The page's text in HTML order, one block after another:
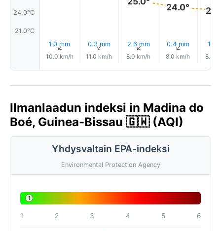
24.0°C
21.0°C
1.0 mm
↑
10.0 km/h
0.3 mm
↑
11.0 km/h
2.6 mm
↑
8.0 km/h
24.0°
0.4 mm
↑
8.0 km/h
1.1
8.0
Ilmanlaadun indeksi in Madina do
Boé, Guinea-Bissau 🇬🇼 (AQI)
Yhdysvaltain EPA-indeksi
Environmental Protection Agency
1
1 2 3 4 5 6